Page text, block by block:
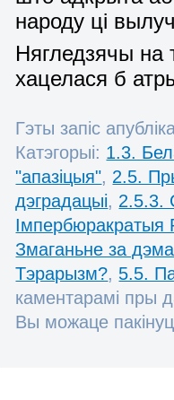
народу ці
Нягледзячы на
хацелася б
Гэты запіс
Катэгорыі: 1.3.
"апазіцыя", 2.5.
дэградацыі, 2.5.3.
Імпербюракратыя
Змаганьне за
Тэрарызм?, 5.5.
каментарамі пры
Вы можаце